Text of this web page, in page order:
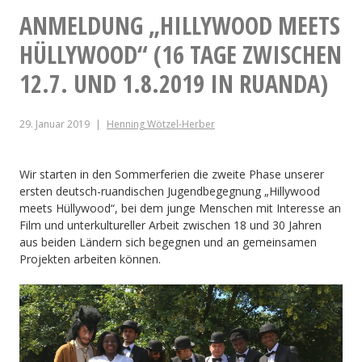
nach
Ruanda
ANMELDUNG „HILLYWOOD MEETS
HÜLLYWOOD“ (16 TAGE ZWISCHEN
12.7. UND 1.8.2019 IN RUANDA)
29. Januar 2019 Henning Wötzel-Herber
Wir starten in den Sommerferien die zweite Phase unserer
ersten deutsch-ruandischen Jugendbegegnung „Hillywood
meets Hüllywood“, bei dem junge Menschen mit Interesse an
Film und unterkultureller Arbeit zwischen 18 und 30 Jahren
aus beiden Ländern sich begegnen und an gemeinsamen
Projekten arbeiten können.